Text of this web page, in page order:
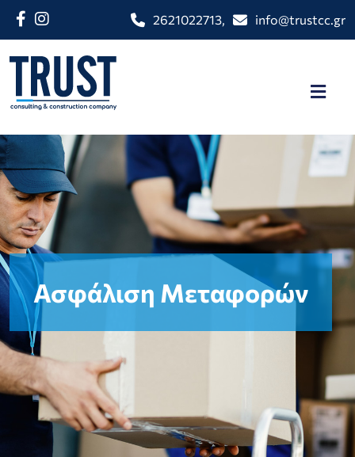
2621022713, info@trustcc.gr
Ασφάλιση Μεταφορών